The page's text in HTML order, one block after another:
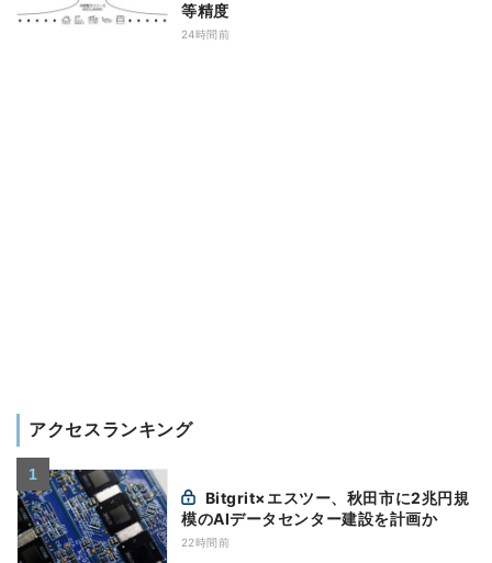
等精度
24時間前
アクセスランキング
模のAIデータセンター建設を計画か
22時間前